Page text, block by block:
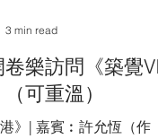
3 min read
樂訪問《築覺VI
（可重溫）